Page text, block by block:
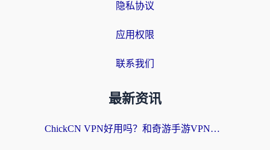
隐私协议
应用权限
联系我们
最新资讯
ChickCN VPN好用吗？和奇游手游VPN对比哪个回国效果更好？海外党亲测实用指南